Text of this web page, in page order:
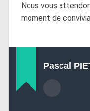
Nous vous
moment de
Pascal